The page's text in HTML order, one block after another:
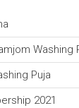
Washing
Puja
2021